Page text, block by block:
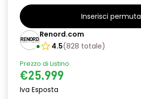
Inserisci permuta
Renord.com
4.5(828 totale)
Prezzo di Listino
€25.999
Iva Esposta